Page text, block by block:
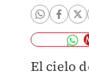
El cielo